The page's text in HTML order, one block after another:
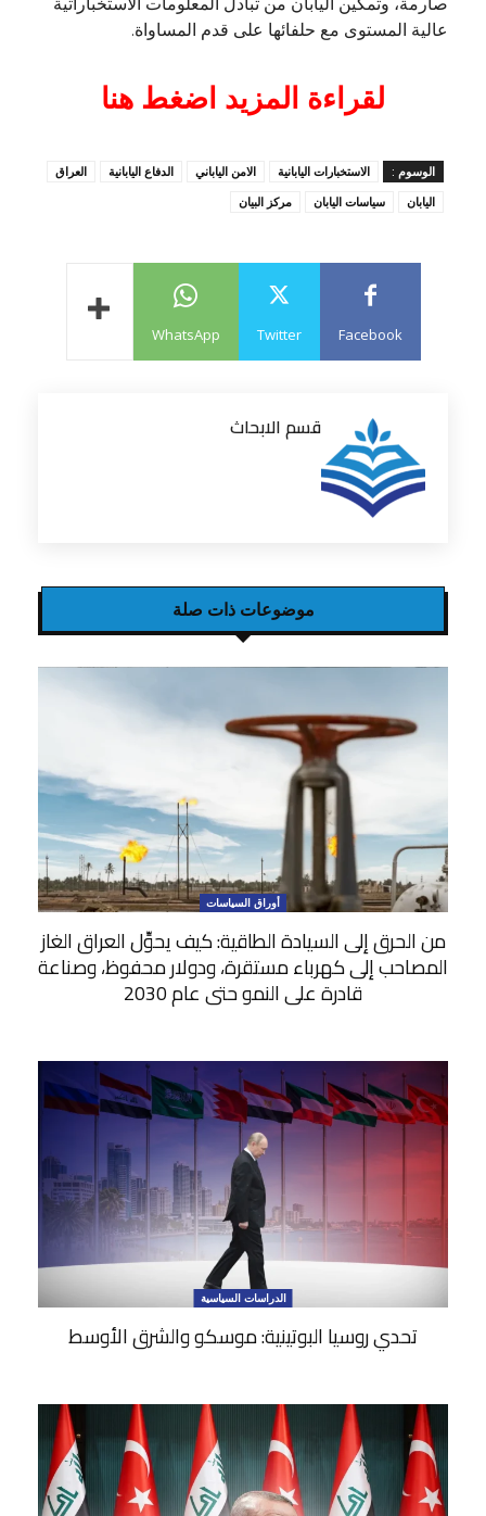
صارمة، وتمكين اليابان من تبادل المعلومات الاستخباراتية
عالية المستوى مع حلفائها على قدم المساواة.
لقراءة المزيد اضغط هنا
الوسوم : الاستخبارات اليابانية الامن الياباني الدفاع اليابانية
العراق
اليابان
سياسات اليابان مركز البيان
Facebook
Twitter
WhatsApp
قسم الابحاث
موضوعات ذات صلة
أوراق السياسات
من الحرق إلى السيادة الطاقية: كيف يحوِّل العراق الغاز
المصاحب إلى كهرباء مستقرة، ودولار محفوظ، وصناعة
قادرة على النمو حتى عام 2030
الدراسات السياسية
تحدي روسيا البوتينية: موسكو والشرق الأوسط